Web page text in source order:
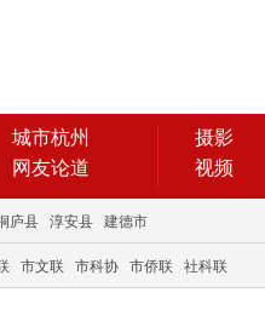
城市杭州
网友论道
摄影
视频
庐县 淳安县 建德市
市文联 市科协 市侨联 社科联